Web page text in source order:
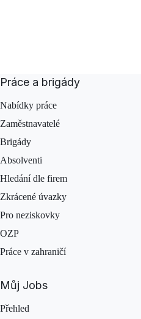
Práce a brigády
Nabídky práce
Zaměstnavatelé
Brigády
Absolventi
Hledání dle firem
Zkrácené úvazky
Pro neziskovky
OZP
Práce v zahraničí
Můj Jobs
Přehled